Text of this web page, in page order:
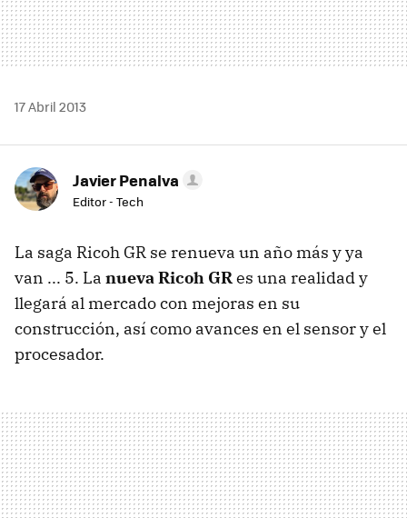
17 Abril 2013
Javier Penalva
Editor - Tech
La saga Ricoh GR se renueva un año más y ya
van ... 5. La nueva Ricoh GRes una realidad y
llegará al mercado con mejoras en su
construcción, así como avances en el sensor y el
procesador.